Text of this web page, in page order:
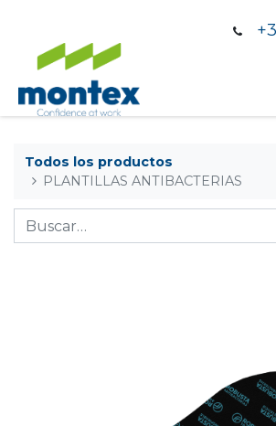
Todos los productos
PLANTILLAS ANTIBACTERIAS